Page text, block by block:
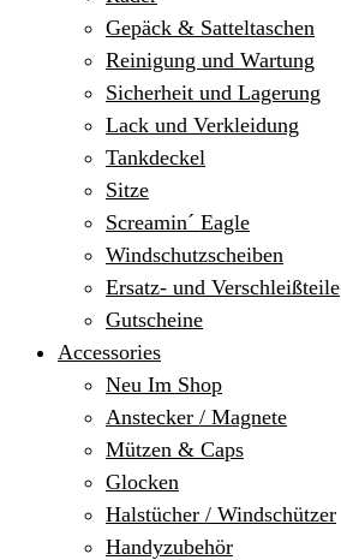
Gepäck & Satteltaschen
Reinigung und Wartung
Sicherheit und Lagerung
Lack und Verkleidung
Tankdeckel
Sitze
Screamin´ Eagle
Windschutzscheiben
Ersatz- und Verschleißteile
Gutscheine
Accessories
Neu Im Shop
Anstecker / Magnete
Mützen & Caps
Glocken
Halstücher / Windschützer
Handyzubehör